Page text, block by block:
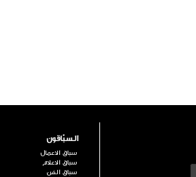
السبّاقون
سباق الاعمال
سباق الاعلام
سباق الفن